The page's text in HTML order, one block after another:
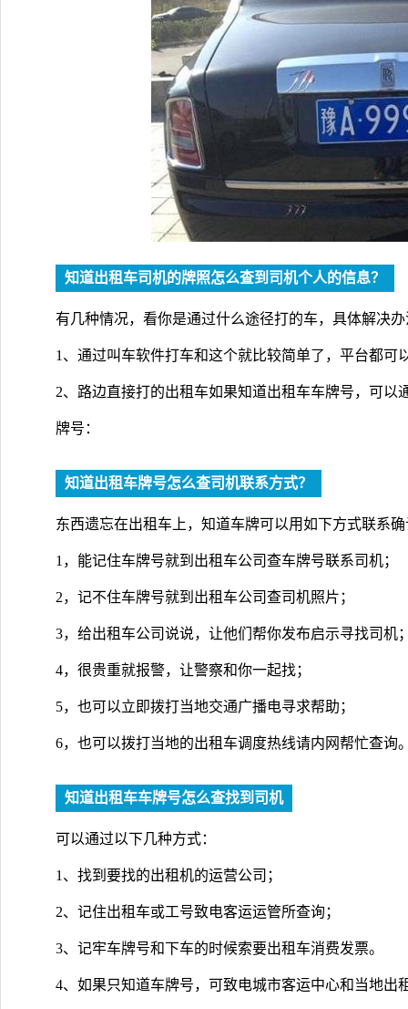
知道出租车司机的牌照怎么查到司机个人的信息？
有几种情况，看你是通过什么途径打的车，具体解决
1、通过叫车软件打车和这个就比较简单了，平台都可
2、路边直接打的出租车如果知道出租车车牌号，可
牌号：
知道出租车牌号怎么查司机联系方式？
东西遗忘在出租车上，知道车牌可以用如下方式联系
1，能记住车牌号就到出租车公司查车牌号联系司机；
2，记不住车牌号就到出租车公司查司机照片；
3，给出租车公司说说，让他们帮你发布启示寻找司机
4，很贵重就报警，让警察和你一起找；
5，也可以立即拨打当地交通广播电寻求帮助；
6，也可以拨打当地的出租车调度热线请内网帮忙查询
知道出租车车牌号怎么查找到司机
可以通过以下几种方式：
1、找到要找的出租机的运营公司；
2、记住出租车或工号致电客运运管所查询；
3、记牢车牌号和下车的时候索要出租车消费发票。
4、如果只知道车牌号，可致电城市客运中心和当地出